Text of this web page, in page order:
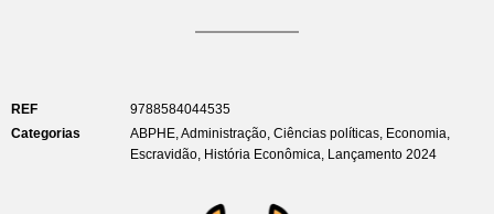
REF
9788584044535
Categorias
ABPHE,Administração, Ciências políticas, Economia,
Escravidão, História Econômica, Lançamento 2024